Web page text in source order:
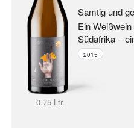
0.75 Ltr.
Samtig und
Ein
Südafrika –
2015